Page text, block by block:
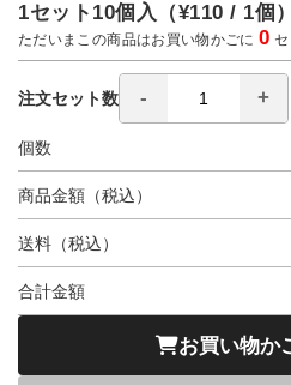
1セット10個入（¥110 / 1
ただいまこの商品はお買い物かごに0
注文セット数
個数
商品金額（税込）
送料（税込）
合計金額
お買い物か